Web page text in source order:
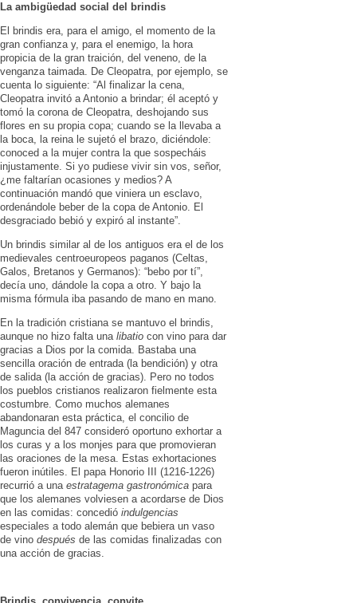
La ambigüedad social del brindis
El brindis era, para el amigo, el mo­mento de la
gran confianza y, para el enemigo, la hora
propicia de la gran traición, del vene­no, de la
venganza tai­mada. De Cleopatra, por ejemplo, se
cuenta lo siguiente: “Al finalizar la cena,
Cleopatra invitó a Antonio a brindar; él aceptó y
tomó la corona de Cleopatra, deshojando sus
flores en su propia copa; cuando se la llevaba a
la boca, la reina le sujetó el brazo, diciéndole:
conoced a la mujer contra la que sos­pecháis
injusta­mente. Si yo pudiese vivir sin vos, señor,
¿me falta­rían ocasiones y medios? A
continuación mandó que viniera un es­clavo,
ordenándole beber de la copa de Antonio. El
desgraciado bebió y expiró al instante”.
Un brindis similar al de los antiguos era el de los
medievales centroeuropeos paganos (Celtas,
Galos, Bretanos y Ger­manos): “bebo por tí”,
decía uno, dándole la copa a otro. Y bajo la
misma fórmula iba pasando de mano en mano.
En la tradición cristiana se mantuvo el brindis,
aunque no hizo falta una libatio con vino para dar
gracias a Dios por la comida. Bastaba una
sencilla oración de entrada (la bendición) y otra
de salida (la acción de gracias). Pero no todos
los pueblos cristianos realizaron fielmente esta
costumbre. Como muchos alemanes
abandonaran esta práctica, el concilio de
Maguncia del 847 consi­deró oportuno exhortar a
los curas y a los monjes para que pro­movieran
las oraciones de la mesa. Estas exhortaciones
fueron inúti­les. El papa Honorio III (1216-1226)
re­currió a una estrata­gema gastronómica para
que los alemanes volviesen a acor­darse de Dios
en las comidas: concedió indulgencias
especiales a todo ale­mán que bebiera un vaso
de vino después de las comidas finaliza­das con
una acción de gracias.